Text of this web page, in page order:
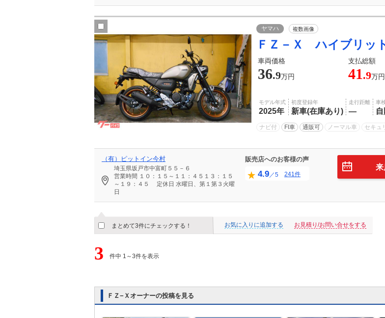
ヤマハ 複数画像
ＦＺ－Ｘ ハイブリッ
車両価格 支払総額
36.9万円 41.9万円
モデル年式
2025年
初度登録年
新車(在庫あり)
走行距離
―
車
ナビ付 FI車 通販可 ノーマル車 セキュ
（有）ピットイン今村
埼玉県坂戸市中富町５５－６
営業時間 １０：１５～１１：４５１３：１５
～１９：４５
定休日 水曜日、第１第３火曜
日
販売店へのお客様の声
4.9／5 241件
来
まとめて3件にチェックする！ お気に入りに追加する お見積り/お問い合せをする
3 件中 1～3件を表示
ＦＺ−Ｘオーナーの投稿を見る